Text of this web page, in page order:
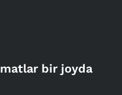
bir joyda